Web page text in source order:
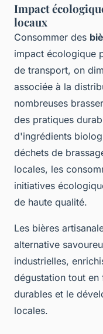
Impact
locaux
Consommer des
impact écologique
de transport, on
associée à la
nombreuses
des pratiques
d'ingrédients
déchets de
locales, les
initiatives
de haute qualité.
Les bières
alternative
industrielles,
dégustation tout
durables et le
locales.